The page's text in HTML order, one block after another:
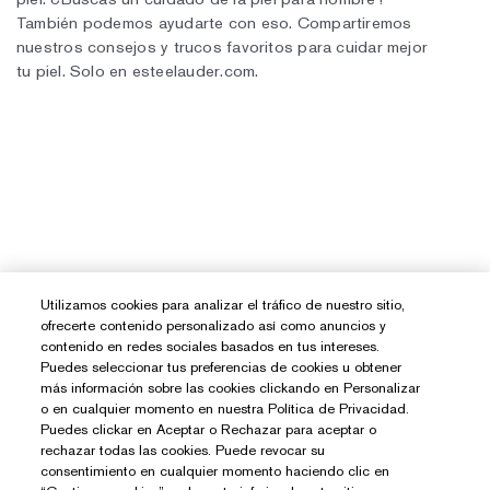
Utilizamos cookies para analizar el tráfico de nuestro sitio,
ofrecerte contenido personalizado así como anuncios y
contenido en redes sociales basados en tus intereses.
Puedes seleccionar tus preferencias de cookies u obtener
más información sobre las cookies clickando en Personalizar
o en cualquier momento en nuestra Política de Privacidad.
Puedes clickar en Aceptar o Rechazar para aceptar o
rechazar todas las cookies. Puede revocar su
consentimiento en cualquier momento haciendo clic en